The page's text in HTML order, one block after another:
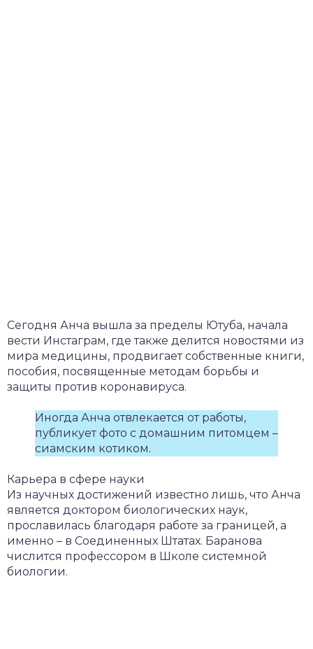
Сегодня Анча вышла за пределы Ютуба, начала
вести Инстаграм, где также делится новостями из
мира медицины, продвигает собственные книги,
пособия, посвященные методам борьбы и
защиты против коронавируса.
Иногда Анча отвлекается от работы,
публикует фото с домашним питомцем –
сиамским котиком.
Карьера в сфере науки
Из научных достижений известно лишь, что Анча
является доктором биологических наук,
прославилась благодаря работе за границей, а
именно – в Соединенных Штатах. Баранова
числится профессором в Школе системной
биологии.